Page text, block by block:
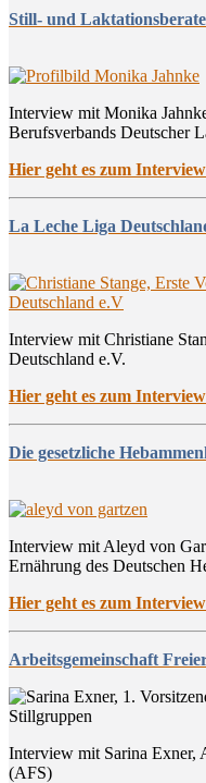
Still- und
Interview mit Monika
Berufsverbands Deutscher
Hier geht es zum
La Leche Liga
Interview mit Christiane
Deutschland e.V.
Hier geht es zum
Die gesetzliche
Interview mit Aleyd von
Ernährung des Deutschen
Hier geht es zum
Arbeitsgemeinschaft
Interview mit Sarina Exner,
(AFS)